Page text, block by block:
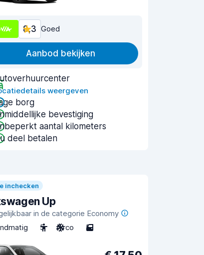
8,3 Goed
Aanbod bekijken
weergeven
borg
bevestiging
aantal kilometers
deel betalen
inchecken
Up
in de categorie Economy
5 Airco 5